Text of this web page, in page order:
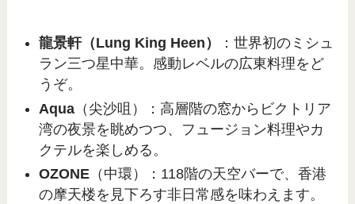
龍景軒（Lung King Heen）
：世界初のミシュ
ラン三つ星中華。感動レベルの広東料理をど
うぞ。
Aqua （尖沙咀）：高層階の窓からビクトリア
湾の夜景を眺めつつ、フュージョン料理やカ
クテルを楽しめる。
OZONE （中環）：118階の天空バーで、香港
の摩天楼を見下ろす非日常感を味わえます。